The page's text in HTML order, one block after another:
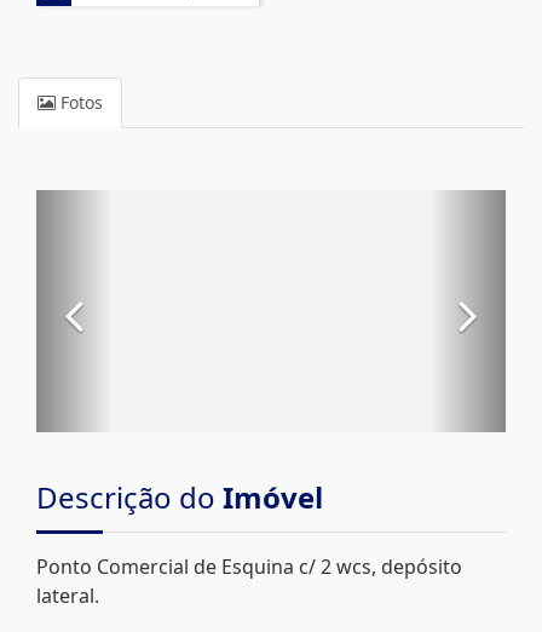
Fotos
Descrição do Imóvel
Ponto Comercial de Esquina c/ 2 wcs, depósito
lateral.